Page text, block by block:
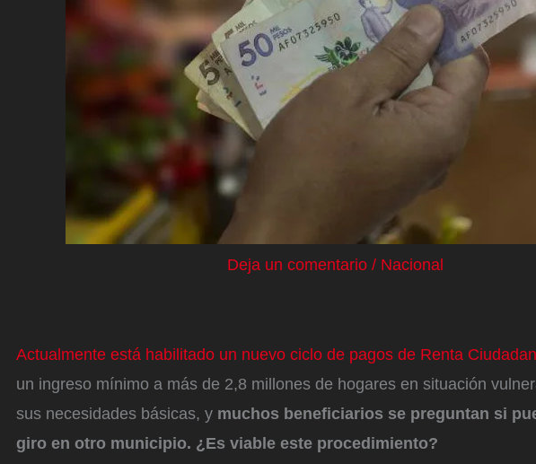
Deja un comentario / Nacional
Actualmente está habilitado un nuevo ciclo de pagos de Renta
un ingreso mínimo a más de 2,8 millones de hogares en situación
sus necesidades básicas, y muchos beneficiarios se preguntan si
giro en otro municipio. ¿Es viable este procedimiento?